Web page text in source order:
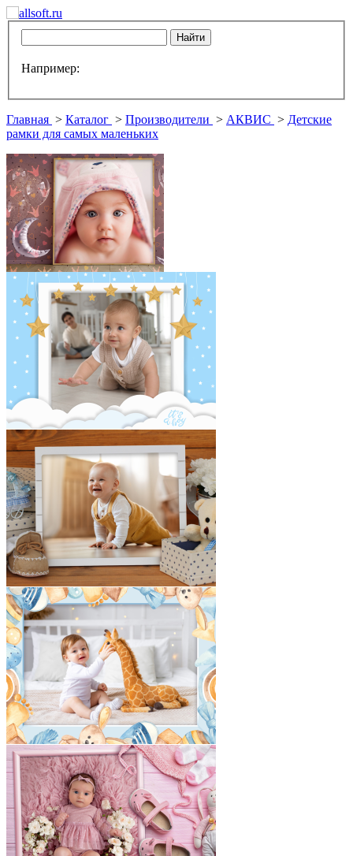
Например:
Главная > Каталог > Производители > АКВИС > Детские
рамки для самых маленьких